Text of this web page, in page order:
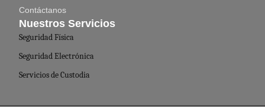
Contáctanos
Nuestros Servicios
Seguridad Física
Seguridad Electrónica
Servicios de Custodia